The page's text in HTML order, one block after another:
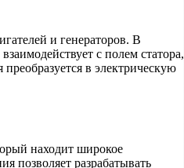
и генераторов. В
с полем статора,
в электрическую
находит широкое
позволяет разрабатывать